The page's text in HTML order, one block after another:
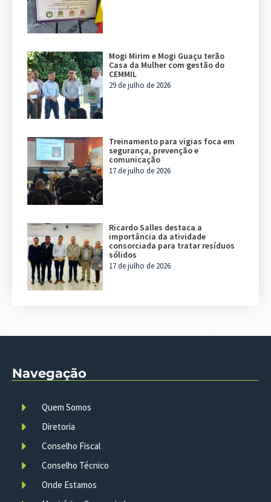
Mogi Mirim e Mogi Guaçu terão
Casa da Mulher com gestão do
CEMMIL
29 de julho de 2026
Treinamento para vigias foca em
segurança, prevenção e
comunicação
17 de julho de 2026
Ricardo Salles destaca a
importância da atividade
consorciada para tratar resíduos
sólidos
17 de julho de 2026
Navegação
Quem Somos
Diretoria
Conselho Fiscal
Conselho Técnico
Onde Estamos